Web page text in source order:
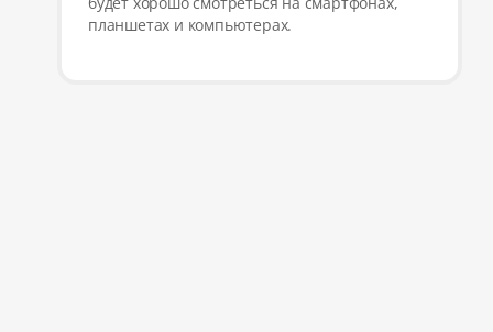
планшетах и компьютерах.